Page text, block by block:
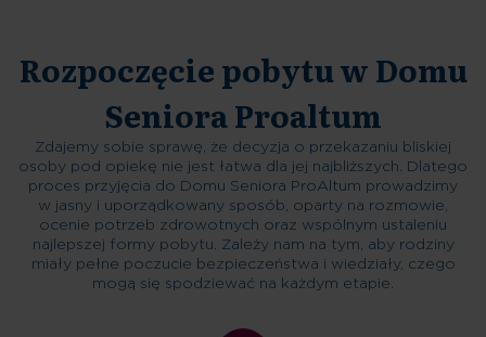
Rozpoczęcie pobytu w Domu
Seniora Proaltum
Zdajemy sobie sprawę, że decyzja o przekazaniu bliskiej
osoby pod opiekę nie jest łatwa dla jej najbliższych. Dlatego
proces przyjęcia do Domu Seniora ProAltum prowadzimy
w jasny i uporządkowany sposób, oparty na rozmowie,
ocenie potrzeb zdrowotnych oraz wspólnym ustaleniu
najlepszej formy pobytu. Zależy nam na tym, aby rodziny
miały pełne poczucie bezpieczeństwa i wiedziały, czego
mogą się spodziewać na każdym etapie.